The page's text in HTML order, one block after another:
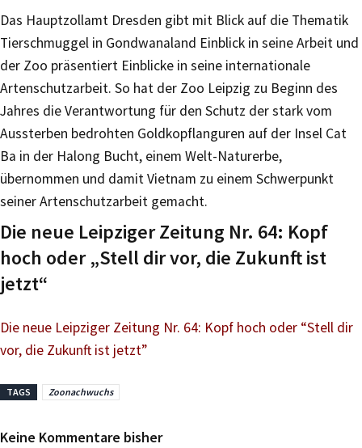
Das Hauptzollamt Dresden gibt mit Blick auf die Thematik
Tierschmuggel in Gondwanaland Einblick in seine Arbeit und
der Zoo präsentiert Einblicke in seine internationale
Artenschutzarbeit. So hat der Zoo Leipzig zu Beginn des
Jahres die Verantwortung für den Schutz der stark vom
Aussterben bedrohten Goldkopflanguren auf der Insel Cat
Ba in der Halong Bucht, einem Welt-Naturerbe,
übernommen und damit Vietnam zu einem Schwerpunkt
seiner Artenschutzarbeit gemacht.
Die neue Leipziger Zeitung Nr. 64: Kopf
hoch oder „Stell dir vor, die Zukunft ist
jetzt“
Die neue Leipziger Zeitung Nr. 64: Kopf hoch oder “Stell dir
vor, die Zukunft ist jetzt”
TAGS Zoonachwuchs
Keine Kommentare bisher